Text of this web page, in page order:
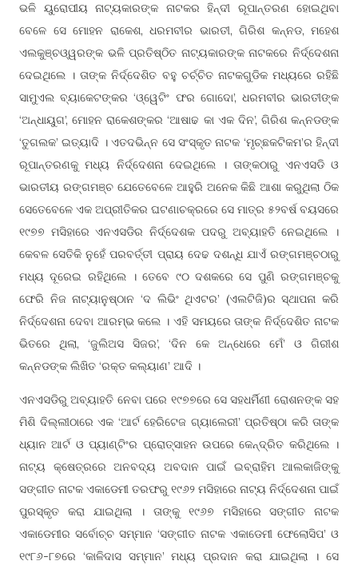
ଭଳି ୟୁରୋପୀୟ ନାଟ୍ୟକାରଙ୍କ ନାଟକର ହିନ୍ଦୀ ରୂପାନ୍ତରଣ ହୋଇଥିବା
ବେଳେ ସେ ମୋହନ ରାକେଶ, ଧରମବୀର ଭାରତୀ, ଗିରିଶ କନ୍ନଡ, ମହେଶ
ଏଲକୁଞ୍ଚଓ୍ୱରଙ୍କ ଭଳି ପ୍ରତିଷ୍ଠିତ ନାଟ୍ୟକାରଙ୍କ ନାଟକରେ ନିର୍ଦ୍ଦେଶନା
ଦେଇଥିଲେ । ତାଙ୍କ ନିର୍ଦ୍ଦେଶିତ ବହୁ ଚର୍ଚ୍ଚିତ ନାଟକଗୁଡିକ ମଧ୍ୟରେ ରହିଛି
ସାମୁଏଲ ବ୍ୟାକେଟଙ୍କର ‘ଓ୍ୱେଟିଂ ଫର ଗୋଦୋ’, ଧରମବୀର ଭାରତୀଙ୍କ
‘ଅନ୍ଧାୟୁଗ’, ମୋହନ ରାକେଶଙ୍କର ‘ଆଷାଢ କା ଏକ ଦିନ’, ଗିରିଶ କନ୍ନଡଙ୍କ
‘ତୁଗଲକ’ ଇତ୍ୟାଦି । ଏତଦଭିନ୍ନ ସେ ସଂସ୍କୃତ ନାଟକ ‘ମୃଚ୍ଛକଟିକମ’ର ହିନ୍ଦୀ
ରୂପାନ୍ତରଣକୁ ମଧ୍ୟ ନିର୍ଦ୍ଦେଶନା ଦେଇଥିଲେ । ତାଙ୍କଠାରୁ ଏନଏସଡି ଓ
ଭାରତୀୟ ରଙ୍ଗମଞ୍ଚ ଯେତେବେଳେ ଆହୁରି ଅନେକ କିଛି ଆଶା କରୁଥିଲା ଠିକ
ସେତେବେଳେ ଏକ ଅପ୍ରୀତିକର ଘଟଣାଚକ୍ରରେ ସେ ମାତ୍ର ୫୨ବର୍ଷ ବୟସରେ
୧୯୭୭ ମସିହାରେ ଏନଏସଡିର ନିର୍ଦ୍ଦେଶକ ପଦରୁ ଅବ୍ୟାହତି ନେଇଥିଲେ ।
କେବଳ ସେତିକି ନୁହେଁ ପରବର୍ତ୍ତୀ ପ୍ରାୟ ଦେଢ ଦଶନ୍ଧି ଯାଏଁ ରଙ୍ଗମଞ୍ଚଠାରୁ
ମଧ୍ୟ ଦୂରେଇ ରହିଥିଲେ । ତେବେ ୯୦ ଦଶକରେ ସେ ପୁଣି ରଙ୍ଗମଞ୍ଚକୁ
ଫେରି ନିଜ ନାଟ୍ୟାନୁଷ୍ଠାନ ‘ଦ ଲିଭିଂ ଥିଏଟର’ (ଏଲଟିଜି)ର ସ୍ଥାପନା କରି
ନିର୍ଦ୍ଦେଶନା ଦେବା ଆରମ୍ଭ କଲେ । ଏହି ସମୟରେ ତାଙ୍କ ନିର୍ଦ୍ଦେଶିତ ନାଟକ
ଭିତରେ ଥିଲା, ‘ଜୁଲିଅସ ସିଜର’, ‘ଦିନ କେ ଅନ୍ଧେରେ ମେଁ’ ଓ ଗିରୀଶ
କନ୍ନଡଙ୍କ ଲିଖିତ ‘ରକ୍ତ କଲ୍ୟାଣ’ ଆଦି ।
ଏନଏସଡିରୁ ଅବ୍ୟାହତି ନେବା ପରେ ୧୯୭୭ରେ ସେ ସହଧର୍ମିଣୀ ରୋଶନଙ୍କ ସହ
ମିଶି ଦିଲ୍ଲୀଠାରେ ଏକ ‘ଆର୍ଟ ହେରିଟେଜ ଗ୍ୟାଲେରୀ’ ପ୍ରତିଷ୍ଠା କରି ତାଙ୍କ
ଧ୍ୟାନ ଆର୍ଟ ଓ ପ୍ୟାଣ୍ଟିଂର ପ୍ରୋତ୍ସାହନ ଉପରେ କେନ୍ଦ୍ରିତ କରିଥିଲେ ।
ନାଟ୍ୟ କ୍ଷେତ୍ରରେ ଅନବଦ୍ୟ ଅବଦାନ ପାଇଁ ଇବ୍ରାହିମ ଆଲକାଜିଙ୍କୁ
ସଙ୍ଗୀତ ନାଟକ ଏକାଡେମୀ ତରଫରୁ ୧୯୬୨ ମସିହାରେ ନାଟ୍ୟ ନିର୍ଦ୍ଦେଶନା ପାଇଁ
ପୁରସ୍କୃତ କରା ଯାଇଥିଲା । ତାଙ୍କୁ ୧୯୬୭ ମସିହାରେ ସଙ୍ଗୀତ ନାଟକ
ଏକାଡେମୀର ସର୍ବୋଚ୍ଚ ସମ୍ମାନ ‘ସଙ୍ଗୀତ ନାଟକ ଏକାଡେମୀ ଫେଲୋସିପ’ ଓ
୧୯୮୬-୮୭ରେ ‘କାଳିଦାସ ସମ୍ମାନ’ ମଧ୍ୟ ପ୍ରଦାନ କରା ଯାଇଥିଲା । ସେ